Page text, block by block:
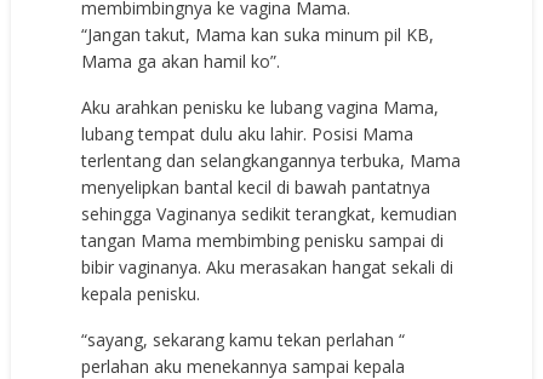
membimbingnya ke vagina Mama.
“Jangan takut, Mama kan suka minum pil KB,
Mama ga akan hamil ko”.
Aku arahkan penisku ke lubang vagina Mama,
lubang tempat dulu aku lahir. Posisi Mama
terlentang dan selangkangannya terbuka, Mama
menyelipkan bantal kecil di bawah pantatnya
sehingga Vaginanya sedikit terangkat, kemudian
tangan Mama membimbing penisku sampai di
bibir vaginanya. Aku merasakan hangat sekali di
kepala penisku.
“sayang, sekarang kamu tekan perlahan “
perlahan aku menekannya sampai kepala